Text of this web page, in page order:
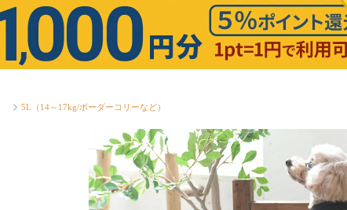
5L（14～17kg/ボーダーコリーなど）